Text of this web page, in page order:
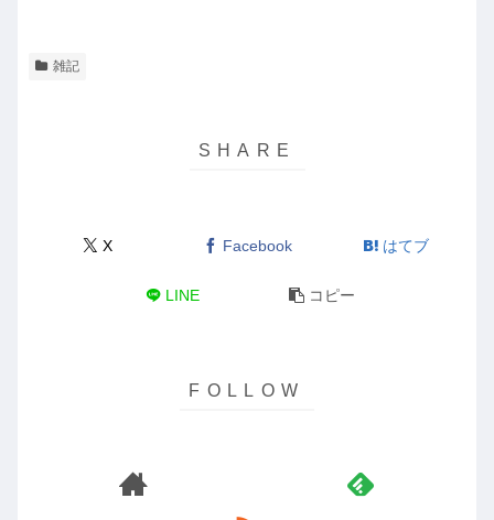
雑記
X Facebook はてブ
LINE コピー